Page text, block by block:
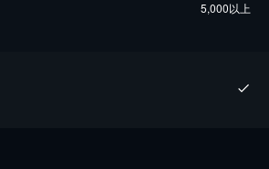
5,000以上